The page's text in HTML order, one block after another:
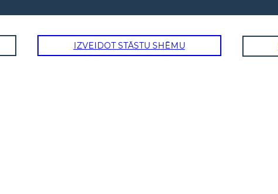
IZVEIDOT STĀSTU SHĒMU